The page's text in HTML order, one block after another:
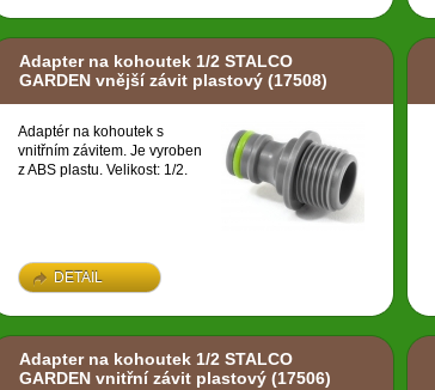
Adapter na kohoutek 1/2 STALCO
GARDEN vnější závit plastový (17508)
Adaptér na kohoutek s
vnitřním závitem. Je vyroben
z ABS plastu. Velikost: 1/2.
DETAIL
Adapter na kohoutek 1/2 STALCO
GARDEN vnitřní závit plastový (17506)